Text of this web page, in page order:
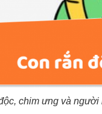
chim ưng và người